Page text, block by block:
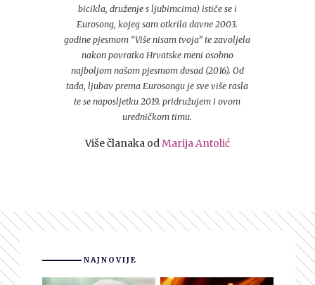
bicikla, druženje s ljubimcima) ističe se i
Eurosong, kojeg sam otkrila davne 2003.
godine pjesmom “Više nisam tvoja” te zavoljela
nakon povratka Hrvatske meni osobno
najboljom našom pjesmom dosad (2016). Od
tada, ljubav prema Eurosongu je sve više rasla
te se naposljetku 2019. pridružujem i ovom
uredničkom timu.
Više članaka odMarija Antolić
NAJNOVIJE